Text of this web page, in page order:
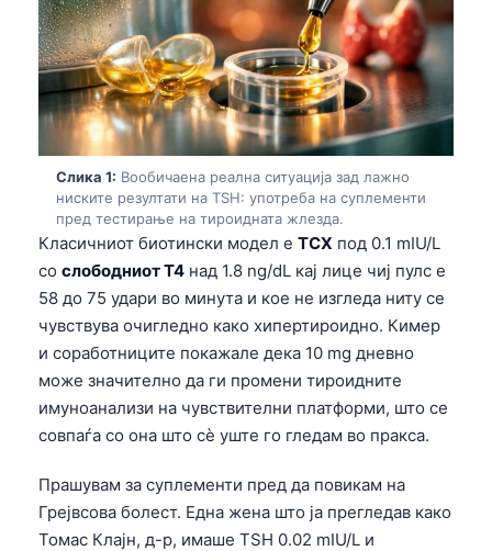
Слика 1: Вообичаена реална ситуација зад лажно
ниските резултати на TSH: употреба на суплементи
пред тестирање на тироидната жлезда.
Класичниот биотински модел е ТСХ под 0.1 mIU/L
со слободниот T4 над 1.8 ng/dL кај лице чиј пулс е
58 до 75 удари во минута и кое не изгледа ниту се
чувствува очигледно како хипертироидно. Кимер
и соработниците покажале дека 10 mg дневно
може значително да ги промени тироидните
имуноанализи на чувствителни платформи, што се
совпаѓа со она што сè уште го гледам во пракса.
Прашувам за суплементи пред да повикам на
Грејвсова болест. Една жена што ја прегледав како
Томас Клајн, д-р, имаше TSH 0.02 mIU/L и